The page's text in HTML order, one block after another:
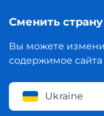
Сменить страну
Вы можете
содержимое сайта
Ukraine